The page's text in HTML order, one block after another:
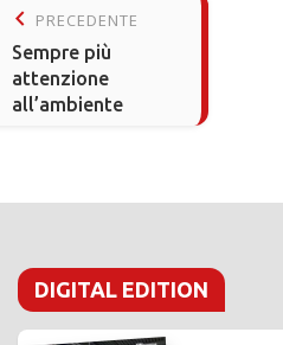
keyboard_arrow_left PRECEDENTE
Sempre più
attenzione
all’ambiente
DIGITAL EDITION